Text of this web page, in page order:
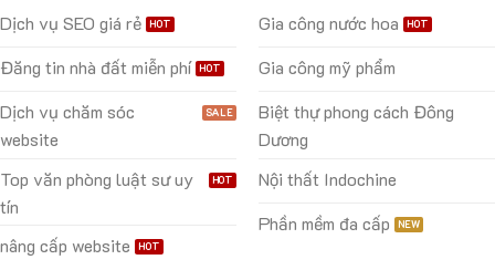
Dịch vụ SEO giá rẻ
Đăng tin nhà đất miễn phí
Dịch vụ chăm sóc
website
Top văn phòng luật sư uy
tín
nâng cấp website
Gia công nước hoa
Gia công mỹ phẩm
Biệt thự phong cách Đông
Dương
Nội thất Indochine
Phần mềm đa cấp